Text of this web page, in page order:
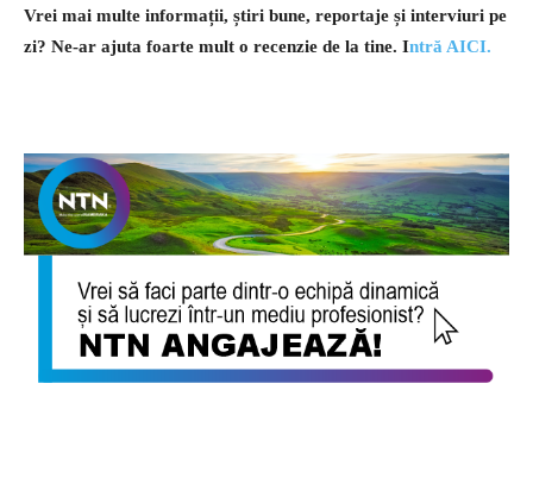
Vrei mai multe informații, știri bune, reportaje și interviuri pe
zi? Ne-ar ajuta foarte mult o recenzie de la tine. Intră AICI.